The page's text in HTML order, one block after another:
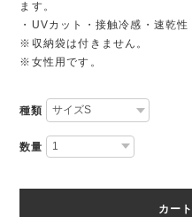
ます。
・UVカット・接触冷感・速乾性
※収納袋は付きません。
※女性用です。
種類
数量
カー